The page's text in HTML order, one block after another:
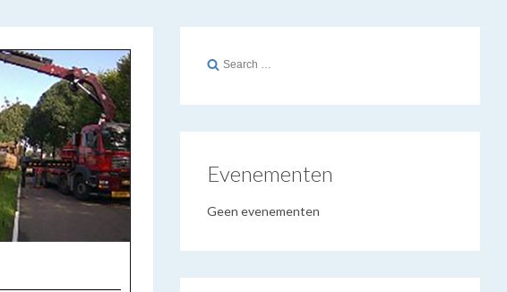
Search
Evenementen
Geen evenementen